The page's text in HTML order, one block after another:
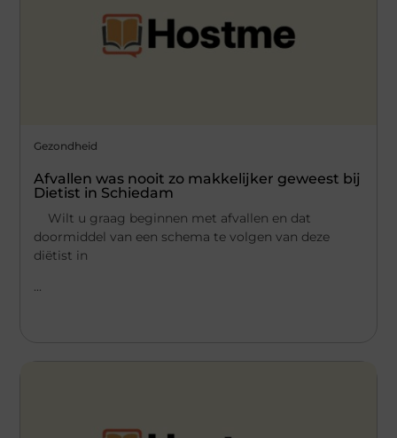
Gezondheid
Afvallen was nooit zo makkelijker geweest bij
Dietist in Schiedam
Wilt u graag beginnen met afvallen en dat
doormiddel van een schema te volgen van deze
diëtist in
...